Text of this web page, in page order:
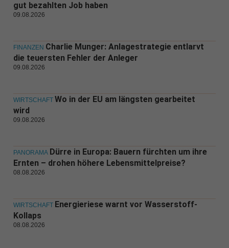
gut bezahlten Job haben
09.08.2026
FINANZEN Charlie Munger: Anlagestrategie entlarvt
die teuersten Fehler der Anleger
09.08.2026
WIRTSCHAFT Wo in der EU am längsten gearbeitet
wird
09.08.2026
PANORAMA Dürre in Europa: Bauern fürchten um ihre
Ernten – drohen höhere Lebensmittelpreise?
08.08.2026
WIRTSCHAFT Energieriese warnt vor Wasserstoff-
Kollaps
08.08.2026